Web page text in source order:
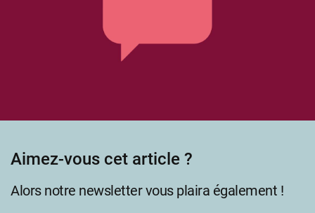
Aimez-vous cet article ?
Alors notre newsletter vous plaira également !